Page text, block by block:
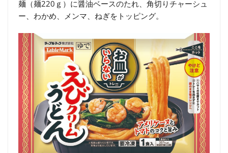
麺（麺220ｇ）に醤油ベースのたれ、角切りチャーシュ
ー、わかめ、メンマ、ねぎをトッピング。